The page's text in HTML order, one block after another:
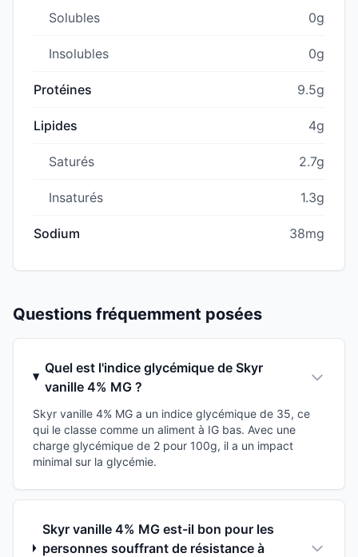
Solubles 0g
Insolubles 0g
Protéines 9.5g
Lipides 4g
Saturés 2.7g
Insaturés 1.3g
Sodium 38mg
Questions fréquemment posées
Quel est l'indice glycémique de Skyr
vanille 4% MG ?
Skyr vanille 4% MG a un indice glycémique de 35, ce
qui le classe comme un aliment à IG bas. Avec une
charge glycémique de 2 pour 100g, il a un impact
minimal sur la glycémie.
Skyr vanille 4% MG est-il bon pour les
personnes souffrant de résistance à